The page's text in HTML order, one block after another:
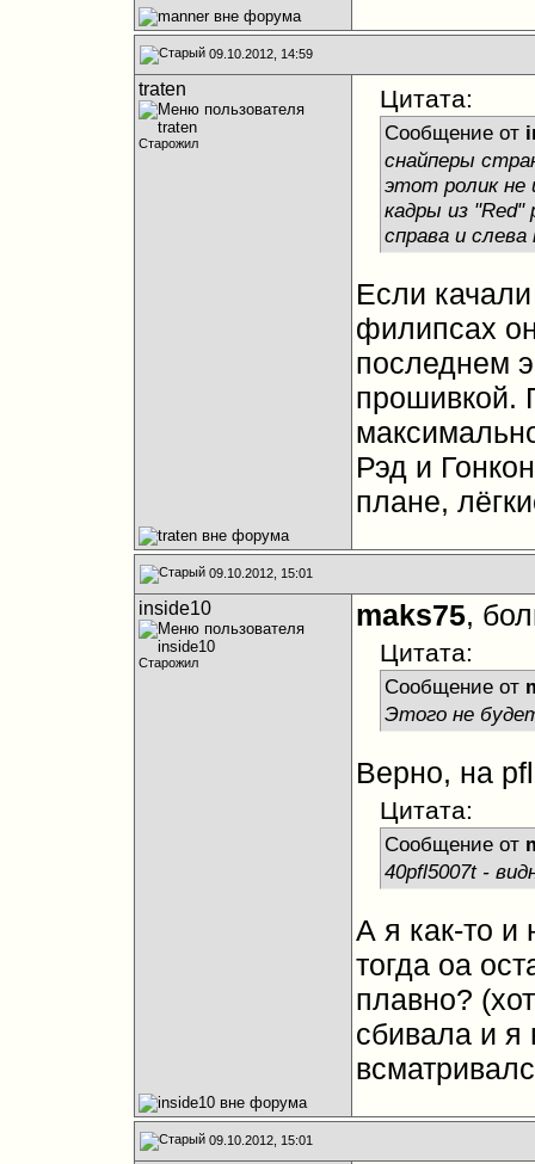
09.10.2012, 14:59
traten
Старожил
Цитата:
Сообщение от
снайперы
этот ролик не
кадры из "Red"
справа и
Если
филипсах
последнем
прошивкой.
Рэд и
плане,
09.10.2012, 15:01
inside10
Старожил
maks75,
Цитата:
Сообщение от
Этого не
Верно, на
Цитата:
Сообщение от
40pfl5007t -
А я как-то
тогда оа
плавно?
сбивала и я
09.10.2012, 15:01